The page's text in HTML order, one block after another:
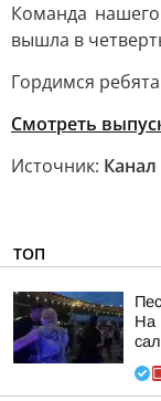
Команда
вышла в
Гордимся
Смотреть
Источник:
ТОП
На